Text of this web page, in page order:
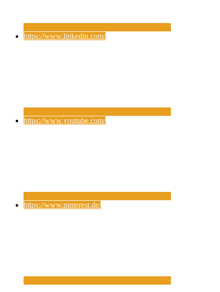
https://www.linkedin.com/
https://www.youtube.com/
https://www.pinterest.de/